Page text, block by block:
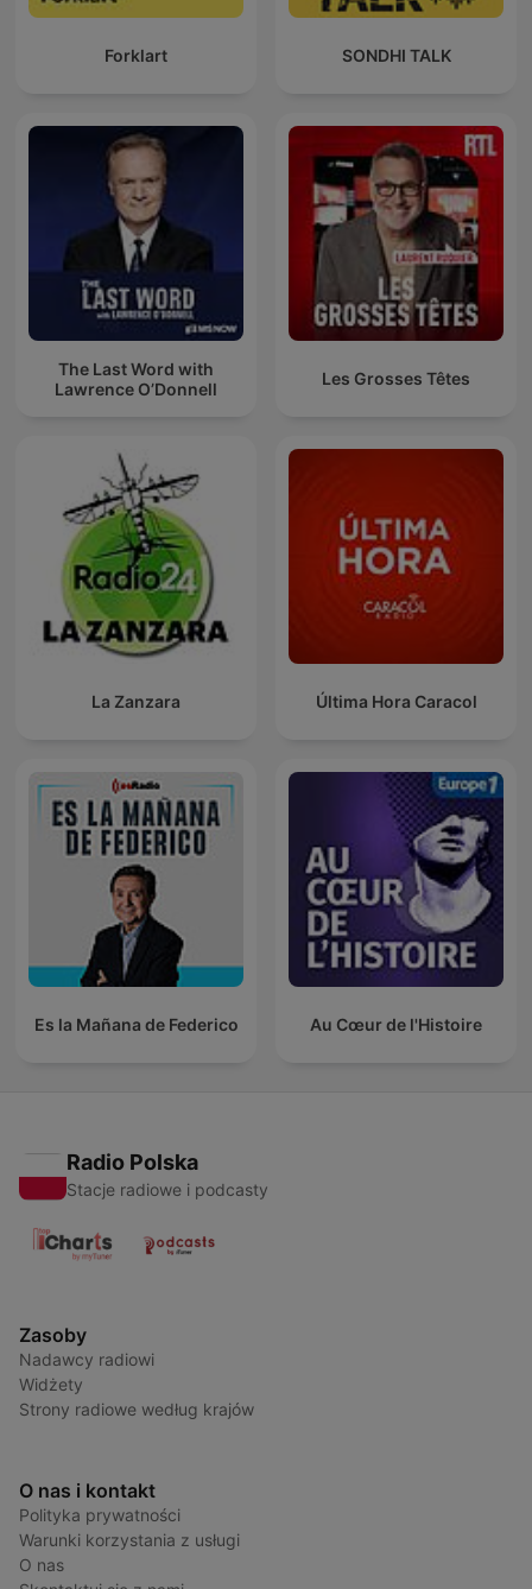
Forklart SONDHI TALK
The Last Word with
Lawrence O’Donnell
Les Grosses Têtes
La Zanzara Última Hora Caracol
Es la Mañana de Federico Au Cœur de l'Histoire
Radio Polska
Stacje radiowe i podcasty
Zasoby
Nadawcy radiowi
Widżety
Strony radiowe według krajów
O nas i kontakt
Polityka prywatności
Warunki korzystania z usługi
O nas